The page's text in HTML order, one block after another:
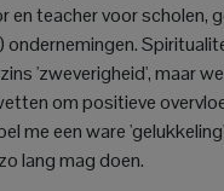
en teacher voor scholen,
ondernemingen.
'zweverigheid', maar
om positieve
me een ware
lang mag doen.